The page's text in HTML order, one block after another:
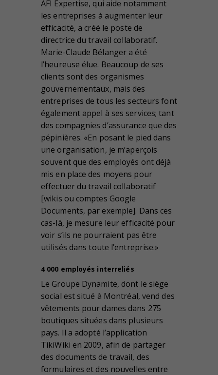
AFI Expertise, qui aide notamment
les entreprises à augmenter leur
efficacité, a créé le poste de
directrice du travail collaboratif.
Marie-Claude Bélanger a été
l’heureuse élue. Beaucoup de ses
clients sont des organismes
gouvernementaux, mais des
entreprises de tous les secteurs font
également appel à ses services; tant
des compagnies d’assurance que des
pépinières. «En posant le pied dans
une organisation, je m’aperçois
souvent que des employés ont déjà
mis en place des moyens pour
effectuer du travail collaboratif
[wikis ou comptes Google
Documents, par exemple]. Dans ces
cas-là, je mesure leur efficacité pour
voir s’ils ne pourraient pas être
utilisés dans toute l’entreprise.»
4 000 employés interreliés
Le Groupe Dynamite, dont le siège
social est situé à Montréal, vend des
vêtements pour dames dans 275
boutiques situées dans plusieurs
pays. Il a adopté l’application
TikiWiki en 2009, afin de partager
des documents de travail, des
formulaires et des nouvelles entre